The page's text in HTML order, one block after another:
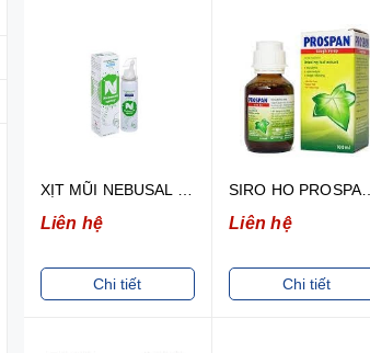
Liên hệ
Chi tiết
SIRO HO PROSPAN CHAI 100ML
Liên hệ
Chi tiết